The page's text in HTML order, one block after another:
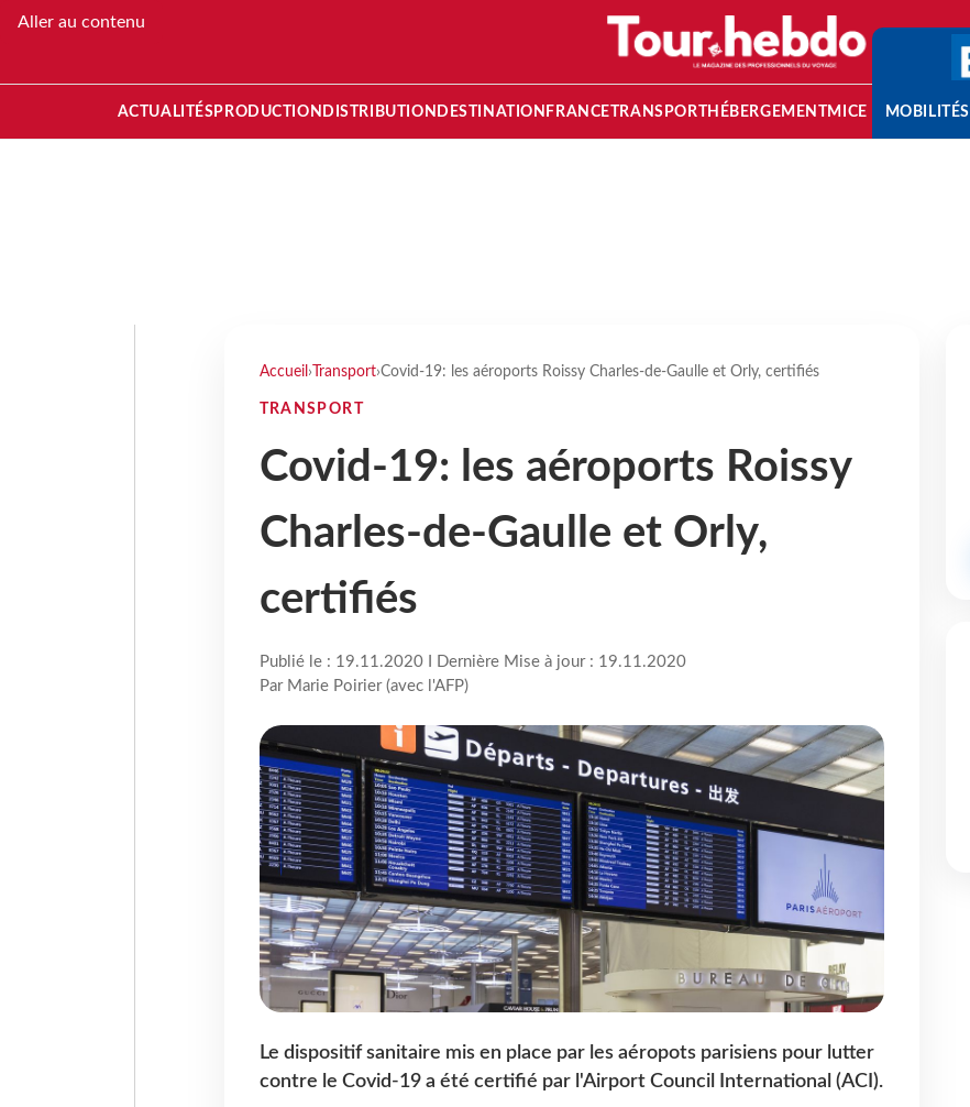
Aller au contenu
ACTUALITÉS PRODUCTION DISTRIBUTION DESTINATION FRANCETRANSPORT HÉBERGEMENTMICE MOBILITÉS
Accueil › Transport›Covid-19: les aéroports Roissy Charles-de-Gaulle et Orly, certifiés
TRANSPORT
Covid-19: les aéroports Roissy
Charles-de-Gaulle et Orly,
certifiés
Publié le : 19.11.2020 I Dernière Mise à jour : 19.11.2020
Par Marie Poirier (avec l'AFP)
Le dispositif sanitaire mis en place par les aéropots parisiens pour lutter
contre le Covid-19 a été certifié par l'Airport Council International (ACI).